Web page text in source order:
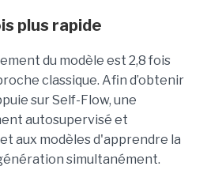
plus rapide
du modèle est 2,8 fois
classique. Afin d’obtenir
sur Self-Flow, une
autosupervisé et
aux modèles d'apprendre la
simultanément.